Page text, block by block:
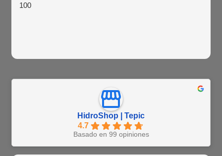
100
HidroShop | Tepic
4.7
Basado en 99 opiniones